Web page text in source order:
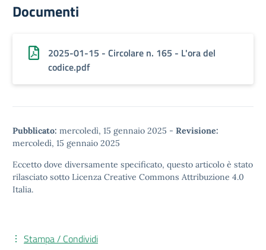
Documenti
2025-01-15 - Circolare n. 165 - L'ora del
codice.pdf
Pubblicato: mercoledì, 15 gennaio 2025 - Revisione:
mercoledì, 15 gennaio 2025
Eccetto dove diversamente specificato, questo articolo è stato
rilasciato sotto Licenza Creative Commons Attribuzione 4.0
Italia.
Stampa / Condividi